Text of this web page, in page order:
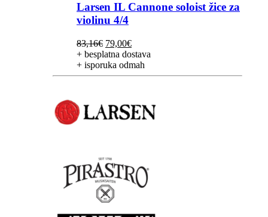
Larsen IL Cannone soloist žice za
violinu 4/4
83,16€ Izvorna
cijena
bila
je:
79,00€Trenutna
cijena
je:
79,00€.
+ besplatna dostava
+ isporuka odmah